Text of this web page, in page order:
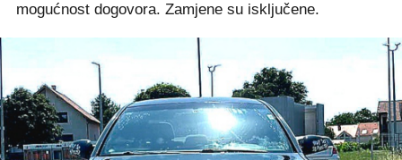
mogućnost dogovora. Zamjene su isključene.